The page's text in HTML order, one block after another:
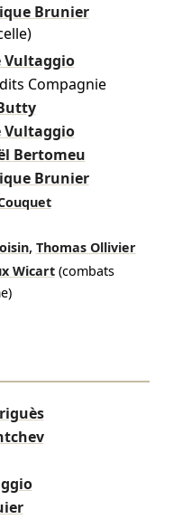
Brunier
Vultaggio
Compagnie
Vultaggio
Bertomeu
Brunier
, Thomas Ollivier
Wicart (combats